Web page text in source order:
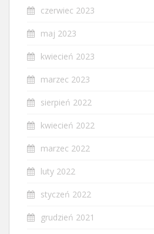
czerwiec 2023
maj 2023
kwiecień 2023
marzec 2023
sierpień 2022
kwiecień 2022
marzec 2022
luty 2022
styczeń 2022
grudzień 2021